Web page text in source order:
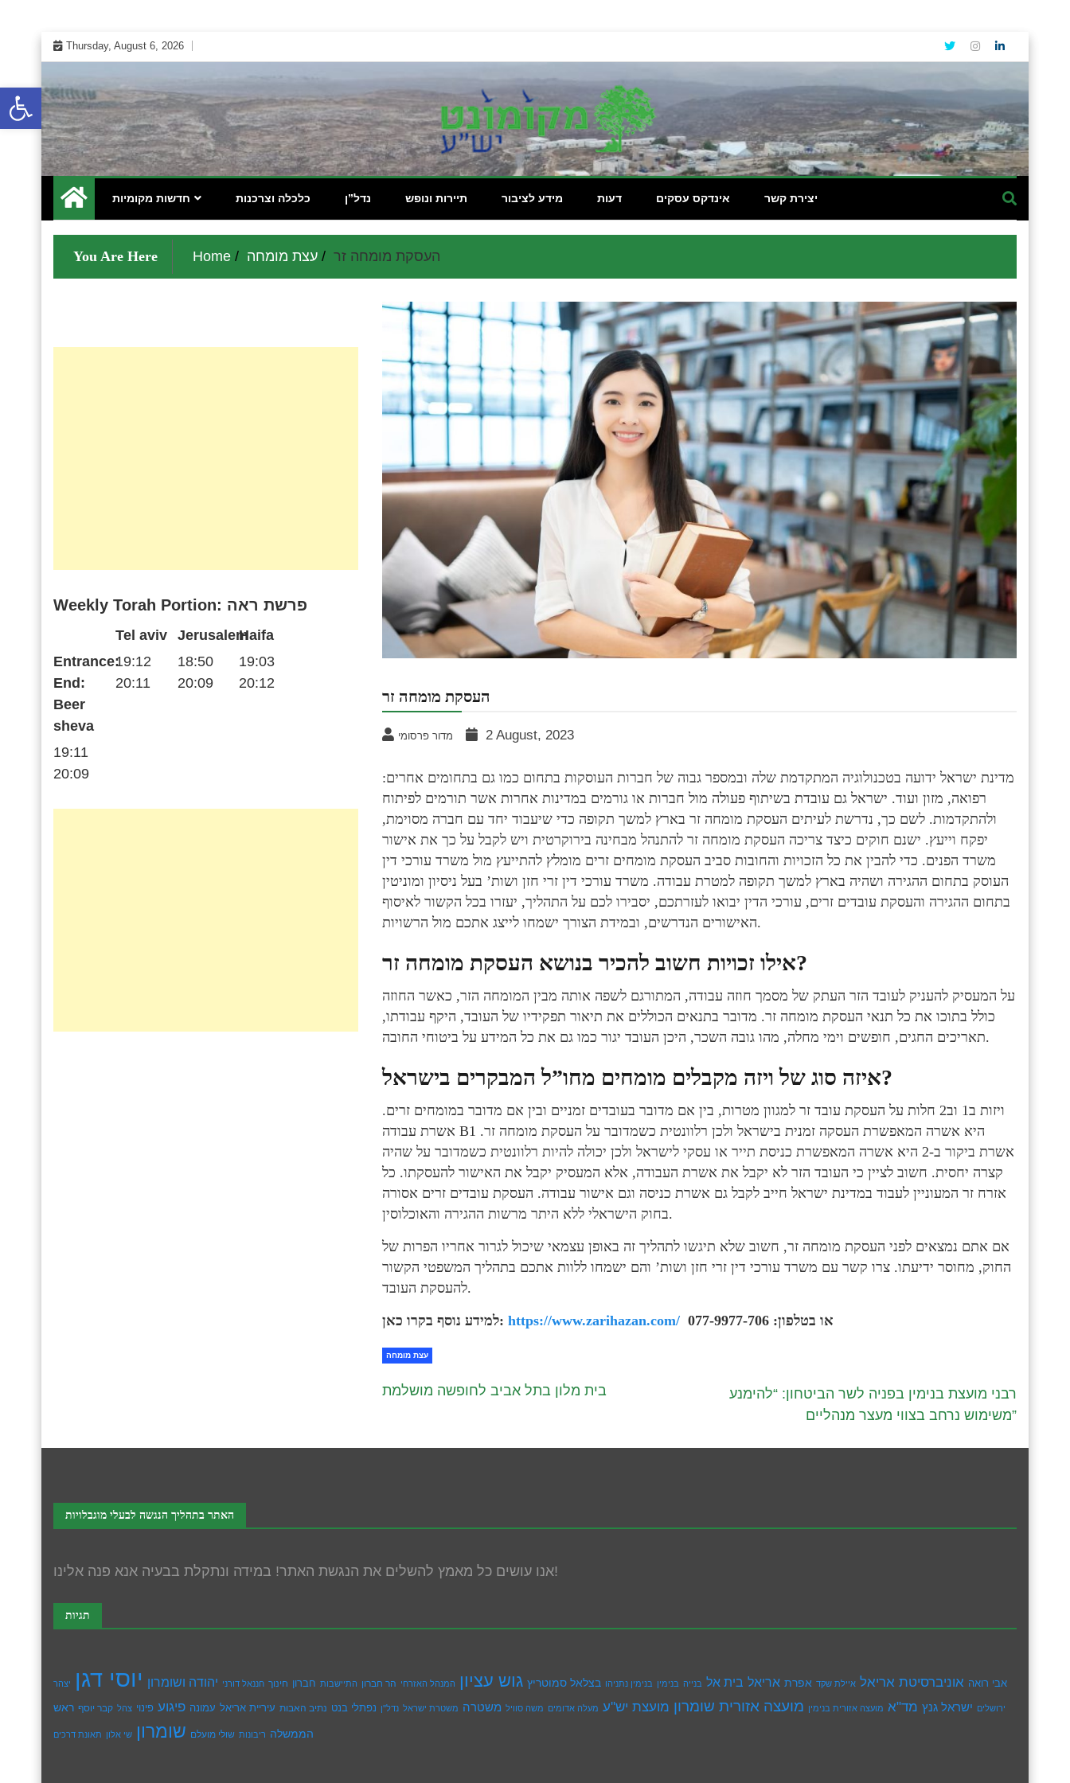
Open toolbar
Skip
to
content
Thursday, August 6, 2026
מקומונט הישובים ביו"ש
מקומון אינטרנטי לתושבי השומרון בנימין גוש עציון והר חברון
חדשות מקומיות כלכלה וצרכנות נדל”ן תיירות ונופש מידע לציבור דעות אינדקס עסקים יצירת קשר
You Are Here Home עצת מומחה העסקת מומחה זר
העסקת מומחה זר
מדור פרסומי 2 August, 2023
מדינת ישראל ידועה בטכנולוגיה המתקדמת שלה ובמספר גבוה של חברות העוסקות בתחום כמו גם בתחומים אחרים:
רפואה, מזון ועוד. ישראל גם עובדת בשיתוף פעולה מול חברות או גורמים במדינות אחרות אשר תורמים לפיתוח
ולהתקדמות. לשם כך, נדרשת לעיתים העסקת מומחה זר בארץ למשך תקופה כדי שיעבוד יחד עם חברה מסוימת,
יפקח וייעץ. ישנם חוקים כיצד צריכה העסקת מומחה זר להתנהל מבחינה בירוקרטית ויש לקבל על כך את אישור
משרד הפנים. כדי להבין את כל הזכויות והחובות סביב העסקת מומחים זרים מומלץ להתייעץ מול משרד עורכי דין
העוסק בתחום ההגירה ושהיה בארץ למשך תקופה למטרת עבודה. משרד עורכי דין זרי חזן ושות’ בעל ניסיון ומוניטין
בתחום ההגירה והעסקת עובדים זרים, עורכי הדין יבואו לעזרתכם, יסבירו לכם על התהליך, יעזרו בכל הקשור לאיסוף
האישורים הנדרשים, ובמידת הצורך ישמחו לייצג אתכם מול הרשויות.
אילו זכויות חשוב להכיר בנושא העסקת מומחה זר?
על המעסיק להעניק לעובד הזר העתק של מסמך חוזה עבודה, המתורגם לשפה אותה מבין המומחה הזר, כאשר החוזה
כולל בתוכו את כל תנאי העסקת מומחה זר. מדובר בתנאים הכוללים את תיאור תפקידיו של העובד, היקף עבודתו,
תאריכים החגים, חופשים וימי מחלה, מהו גובה השכר, היכן העובד יגור כמו גם את כל המידע על ביטוחי החובה.
איזה סוג של ויזה מקבלים מומחים מחו”ל המבקרים בישראל?
ויזות ב1 וב2 חלות על העסקת עובד זר למגוון מטרות, בין אם מדובר בעובדים זמניים ובין אם מדובר במומחים זרים.
אשרת עבודה B1 היא אשרה המאפשרת העסקה זמנית בישראל ולכן רלוונטית כשמדובר על העסקת מומחה זר.
אשרת ביקור ב-2 היא אשרה המאפשרת כניסת תייר או עסקי לישראל ולכן יכולה להיות רלוונטית כשמדובר על שהיה
קצרה יחסית. חשוב לציין כי העובד הזר לא יקבל את אשרת העבודה, אלא המעסיק יקבל את האישור להעסקתו. כל
אזרח זר המעוניין לעבוד במדינת ישראל חייב לקבל גם אשרת כניסה וגם אישור עבודה. העסקת עובדים זרים אסורה
בחוק הישראלי ללא היתר מרשות ההגירה והאוכלוסין.
אם אתם נמצאים לפני העסקת מומחה זר, חשוב שלא תיגשו לתהליך זה באופן עצמאי שיכול לגרור אחריו הפרות של
החוק, מחוסר ידיעתו. צרו קשר עם משרד עורכי דין זרי חזן ושות’ והם ישמחו ללוות אתכם בתהליך המשפטי הקשור
להעסקת העובד.
למידע נוסף בקרו כאן:https://www.zarihazan.com/ או בטלפון: 077-9977-706
עצת מומחה
בית מלון בתל אביב לחופשה מושלמת
רבני מועצת בנימין בפניה לשר הביטחון: “להימנע
משימוש נרחב בצווי מעצר מנהליים”
Weekly Torah Portion: פרשת ראה
Entrance:
End:
Tel aviv
19:12
20:11
Jerusalem
18:50
20:09
Haifa
19:03
20:12
Beer
sheva
19:11
20:09
האתר בתהליך הנגשה לבעלי מוגבלויות
אנו עושים כל מאמץ להשלים את הנגשת האתר! במידה ונתקלת בבעיה אנא פנה אלינו!
תגיות
אבי רואה אוניברסיטת אריאל איילת שקד אפרת אריאל בית אל בנייה בנימין בנימין נתניהו בצלאל סמוטריץ גוש עציון המנהל האזרחי הר חברון התיישבות חברון חינוך חננאל דורני יהודה ושומרון יוסי דגן יצהר
ירושלים ישראל גנץ מד"א מועצה אזורית בנימין מועצה אזורית שומרון מועצת יש''ע מעלה אדומים משה סוויל משטרה משטרת ישראל נדל''ן נפתלי בנט נתיב האבות עיריית אריאל עמונה פיגוע פינוי צהל קבר יוסף ראש
הממשלה ריבונות שולי מועלם שומרון שי אלון תאונת דרכים